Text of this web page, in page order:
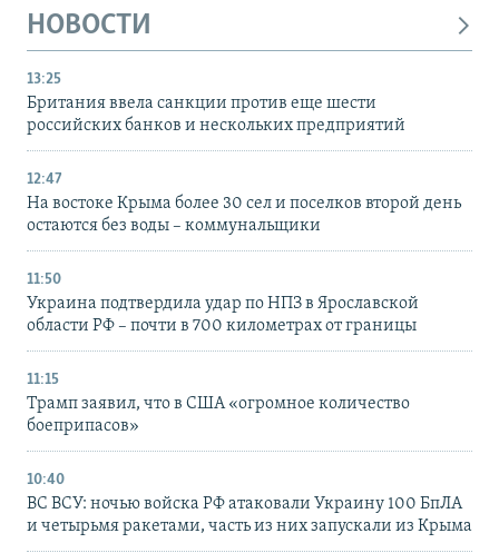
НОВОСТИ
13:25
Британия ввела санкции против еще шести
российских банков и нескольких предприятий
12:47
На востоке Крыма более 30 сел и поселков второй день
остаются без воды – коммунальщики
11:50
Украина подтвердила удар по НПЗ в Ярославской
области РФ – почти в 700 километрах от границы
11:15
Трамп заявил, что в США «огромное количество
боеприпасов»
10:40
ВС ВСУ: ночью войска РФ атаковали Украину 100 БпЛА
и четырьмя ракетами, часть из них запускали из Крыма